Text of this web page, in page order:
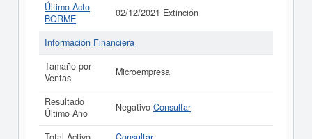
Último Acto
BORME
02/12/2021 Extinción
Información Financiera
Tamaño por
Ventas
Microempresa
Resultado
Último Año
Negativo Consultar